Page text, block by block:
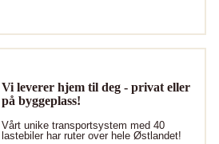
Vi leverer hjem til deg - privat eller
på byggeplass!
Vårt unike transportsystem med 40
lastebiler har ruter over hele Østlandet!